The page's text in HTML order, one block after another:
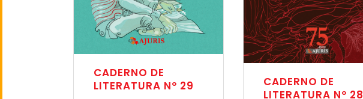
CADERNO DE
LITERATURA Nº 29
CADERNO DE
LITERATURA Nº 28